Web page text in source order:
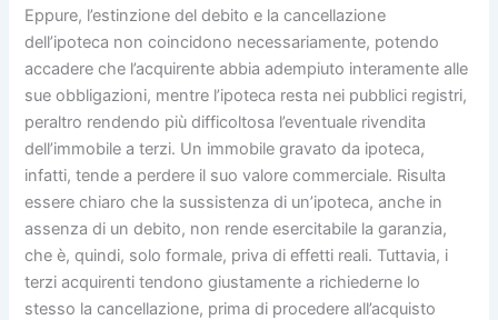
Eppure, l’estinzione del debito e la cancellazione
dell’ipoteca non coincidono necessariamente, potendo
accadere che l’acquirente abbia adempiuto interamente alle
sue obbligazioni, mentre l’ipoteca resta nei pubblici registri,
peraltro rendendo più difficoltosa l’eventuale rivendita
dell’immobile a terzi. Un immobile gravato da ipoteca,
infatti, tende a perdere il suo valore commerciale. Risulta
essere chiaro che la sussistenza di un’ipoteca, anche in
assenza di un debito, non rende esercitabile la garanzia,
che è, quindi, solo formale, priva di effetti reali. Tuttavia, i
terzi acquirenti tendono giustamente a richiederne lo
stesso la cancellazione, prima di procedere all’acquisto